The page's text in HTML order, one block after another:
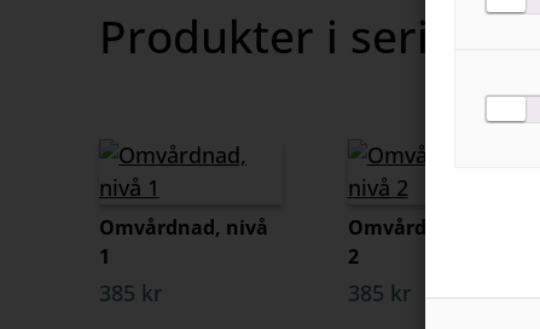
Produkter i serien
Omvårdnad, nivå
1
385 kr
Omvårdnad, nivå
2
385 kr